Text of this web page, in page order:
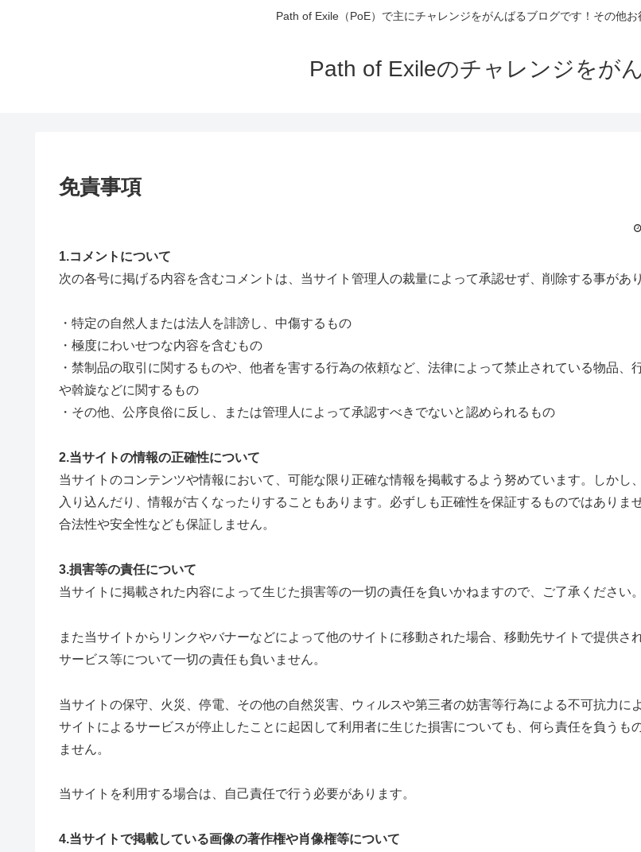
Path of Exile（PoE）で主にチャレンジをがんばるブログです！その他お
Path of Exileのチャレンジをが
免責事項
1.コメントについて
次の各号に掲げる内容を含むコメントは、当サイト管理人の裁量によって承認せず、削除する事があり
・特定の自然人または法人を誹謗し、中傷するもの
・極度にわいせつな内容を含むもの
・禁制品の取引に関するものや、他者を害する行為の依頼など、法律によって禁止されている物品、
や斡旋などに関するもの
・その他、公序良俗に反し、または管理人によって承認すべきでないと認められるもの
2.当サイトの情報の正確性について
当サイトのコンテンツや情報において、可能な限り正確な情報を掲載するよう努めています。しかし
入り込んだり、情報が古くなったりすることもあります。必ずしも正確性を保証するものではありま
合法性や安全性なども保証しません。
3.損害等の責任について
当サイトに掲載された内容によって生じた損害等の一切の責任を負いかねますので、ご了承ください。
また当サイトからリンクやバナーなどによって他のサイトに移動された場合、移動先サイトで提供さ
サービス等について一切の責任も負いません。
当サイトの保守、火災、停電、その他の自然災害、ウィルスや第三者の妨害等行為による不可抗力に
サイトによるサービスが停止したことに起因して利用者に生じた損害についても、何ら責任を負うも
ません。
当サイトを利用する場合は、自己責任で行う必要があります。
4.当サイトで掲載している画像の著作権や肖像権等について